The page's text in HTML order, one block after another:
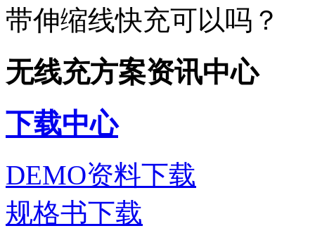
带伸缩线快充可以吗？
无线充方案资讯中心
下载中心
DEMO资料下载
规格书下载